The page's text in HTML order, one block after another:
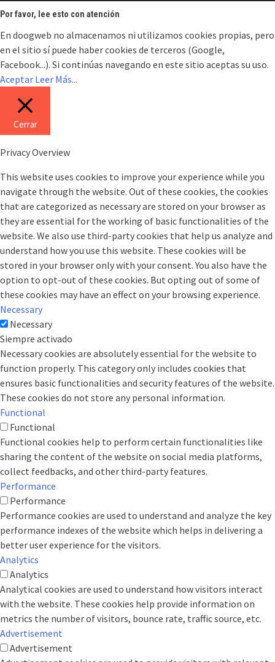
Por favor, lee esto con atención
En doogweb no almacenamos ni utilizamos cookies propias, pero
en el sitio sí puede haber cookies de terceros (Google,
Facebook...). Si continúas navegando en este sitio aceptas su uso.
Aceptar Leer Más...
Cerrar
Privacy Overview
This website uses cookies to improve your experience while you
navigate through the website. Out of these cookies, the cookies
that are categorized as necessary are stored on your browser as
they are essential for the working of basic functionalities of the
website. We also use third-party cookies that help us analyze and
understand how you use this website. These cookies will be
stored in your browser only with your consent. You also have the
option to opt-out of these cookies. But opting out of some of
these cookies may have an effect on your browsing experience.
Necessary
Necessary
Siempre activado
Necessary cookies are absolutely essential for the website to
function properly. This category only includes cookies that
ensures basic functionalities and security features of the website.
These cookies do not store any personal information.
Functional
Functional
Functional cookies help to perform certain functionalities like
sharing the content of the website on social media platforms,
collect feedbacks, and other third-party features.
Performance
Performance
Performance cookies are used to understand and analyze the key
performance indexes of the website which helps in delivering a
better user experience for the visitors.
Analytics
Analytics
Analytical cookies are used to understand how visitors interact
with the website. These cookies help provide information on
metrics the number of visitors, bounce rate, traffic source, etc.
Advertisement
Advertisement